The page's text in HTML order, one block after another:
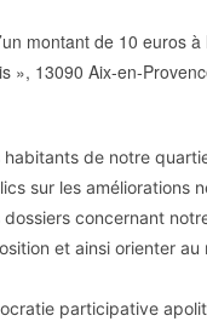
montant de 10 euros
», 13090 Aix-en-
de notre
sur les améliorations
concernant
et ainsi orienter
participative